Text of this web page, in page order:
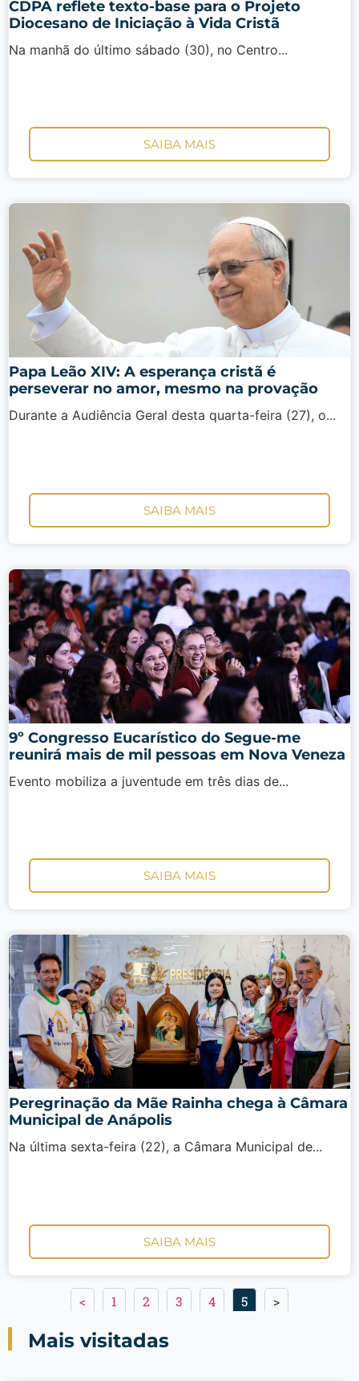
CDPA reflete texto-base para o Projeto
Diocesano de Iniciação à Vida Cristã
Na manhã do último sábado (30), no Centro...
SAIBA MAIS
Papa Leão XIV: A esperança cristã é
perseverar no amor, mesmo na provação
Durante a Audiência Geral desta quarta-feira (27), o...
SAIBA MAIS
9º Congresso Eucarístico do Segue-me
reunirá mais de mil pessoas em Nova Veneza
Evento mobiliza a juventude em três dias de...
SAIBA MAIS
Peregrinação da Mãe Rainha chega à Câmara
Municipal de Anápolis
Na última sexta-feira (22), a Câmara Municipal de...
SAIBA MAIS
< 1 2 3 4 5 >
Mais visitadas